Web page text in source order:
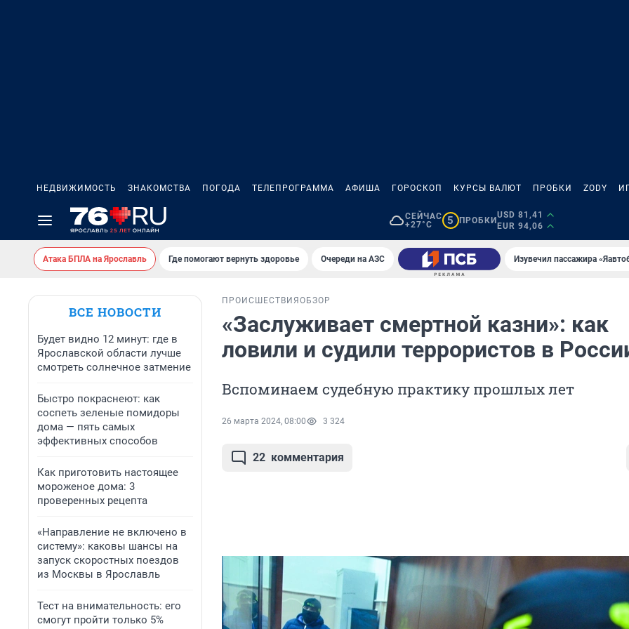
НЕДВИЖИМОСТЬ ЗНАКОМСТВА ПОГОДА ТЕЛЕПРОГРАММА АФИША ГОРОСКОП КУРСЫ ВАЛЮТ ПРОБКИ ZODY
СЕЙЧАС
+27°C
5 ПРОБКИ
USD 81,41
EUR 94,06
Атака БПЛА на Ярославль Где помогают вернуть здоровье Очереди на АЗС Изувечил пассажира
ВСЕ НОВОСТИ
Будет видно 12 минут: где в
Ярославской области лучше
смотреть солнечное затмение
Быстро покраснеют: как
соспеть зеленые помидоры
дома — пять самых
эффективных способов
Как приготовить настоящее
мороженое дома: 3
проверенных рецепта
«Направление не включено в
систему»: каковы шансы на
запуск скоростных поездов
из Москвы в Ярославль
Тест на внимательность: его
смогут пройти только 5%
ПРОИСШЕСТВИЯ ОБЗОР
«Заслуживает смертной казни»: как
ловили и судили террористов в
Вспоминаем судебную практику прошлых лет
26 марта 2024, 08:00 3 324
22 комментария